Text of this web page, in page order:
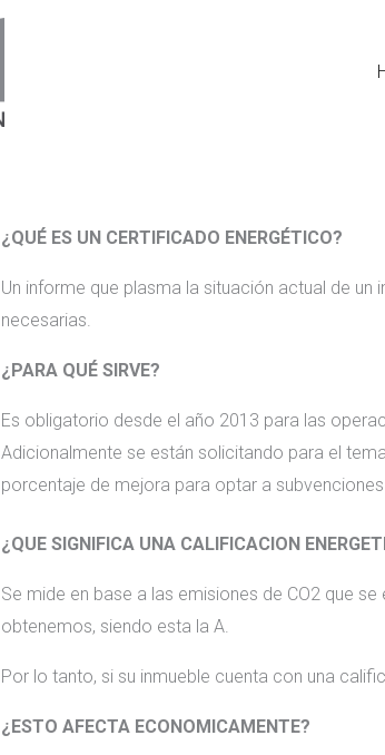
¿QUÉ ES UN CERTIFICADO ENERGÉTICO?
Un informe que plasma la situación actual de
necesarias.
¿PARA QUÉ SIRVE?
Es obligatorio desde el año 2013 para las
Adicionalmente se están solicitando para el
porcentaje de mejora para optar a subvenciones
¿QUE SIGNIFICA UNA CALIFICACION
Se mide en base a las emisiones de CO2 que
obtenemos, siendo esta la A.
Por lo tanto, si su inmueble cuenta con una
¿ESTO AFECTA ECONOMICAMENTE?